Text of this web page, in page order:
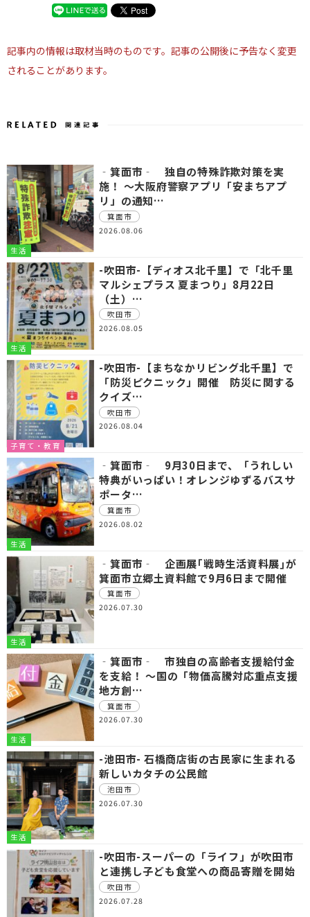
記事内の情報は取材当時のものです。記事の公開後に予告なく変更
されることがあります。
生活
‐箕面市‐ 独自の特殊詐欺対策を実
施！ ～大阪府警察アプリ「安まちアプ
リ」の通知…
箕面市
2026.08.06
生活
-吹田市-【ディオス北千里】で「北千里
マルシェプラス 夏まつり」8月22日
（土）…
吹田市
2026.08.05
子育て・教育
-吹田市-【まちなかリビング北千里】で
「防災ピクニック」開催 防災に関する
クイズ…
吹田市
2026.08.04
生活
‐箕面市‐ 9月30日まで、「うれしい
特典がいっぱい！オレンジゆずるバスサ
ポータ…
箕面市
2026.08.02
生活
‐箕面市‐ 企画展｢戦時生活資料展｣が
箕面市立郷土資料館で9月6日まで開催
箕面市
2026.07.30
生活
‐箕面市‐ 市独自の高齢者支援給付金
を支給！ ～国の「物価高騰対応重点支援
地方創…
箕面市
2026.07.30
生活
-池田市- 石橋商店街の古民家に生まれる
新しいカタチの公民館
池田市
2026.07.30
-吹田市-スーパーの「ライフ」が吹田市
と連携し子ども食堂への商品寄贈を開始
吹田市
2026.07.28